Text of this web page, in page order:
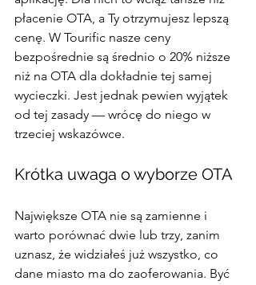
płacenie OTA, a Ty otrzymujesz lepszą
cenę. W Tourific nasze ceny
bezpośrednie są średnio o 20% niższe
niż na OTA dla dokładnie tej samej
wycieczki. Jest jednak pewien wyjątek
od tej zasady — wrócę do niego w
trzeciej wskazówce.
Krótka uwaga o wyborze OTA
Największe OTA nie są zamienne i
warto porównać dwie lub trzy, zanim
uznasz, że widziałeś już wszystko, co
dane miasto ma do zaoferowania. Być